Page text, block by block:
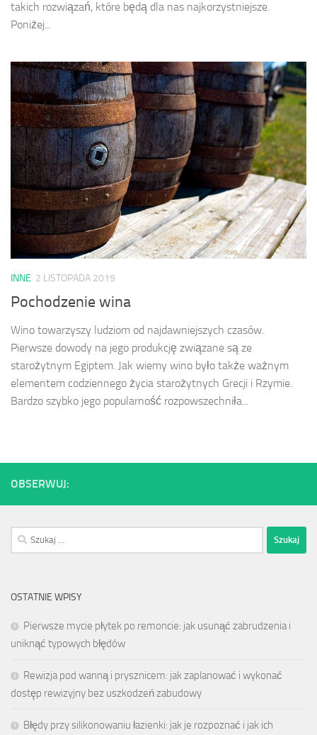
takich rozwiązań, które będą dla nas najkorzystniejsze.
Poniżej...
INNE 2 LISTOPADA 2019
Pochodzenie wina
Wino towarzyszy ludziom od najdawniejszych czasów.
Pierwsze dowody na jego produkcję związane są ze
starożytnym Egiptem. Jak wiemy wino było także ważnym
elementem codziennego życia starożytnych Grecji i Rzymie.
Bardzo szybko jego popularność rozpowszechniła...
OBSERWUJ:
Szukaj:
OSTATNIE WPISY
Pierwsze mycie płytek po remoncie: jak usunąć zabrudzenia i
uniknąć typowych błędów
Rewizja pod wanną i prysznicem: jak zaplanować i wykonać
dostęp rewizyjny bez uszkodzeń zabudowy
Błędy przy silikonowaniu łazienki: jak je rozpoznać i jak ich